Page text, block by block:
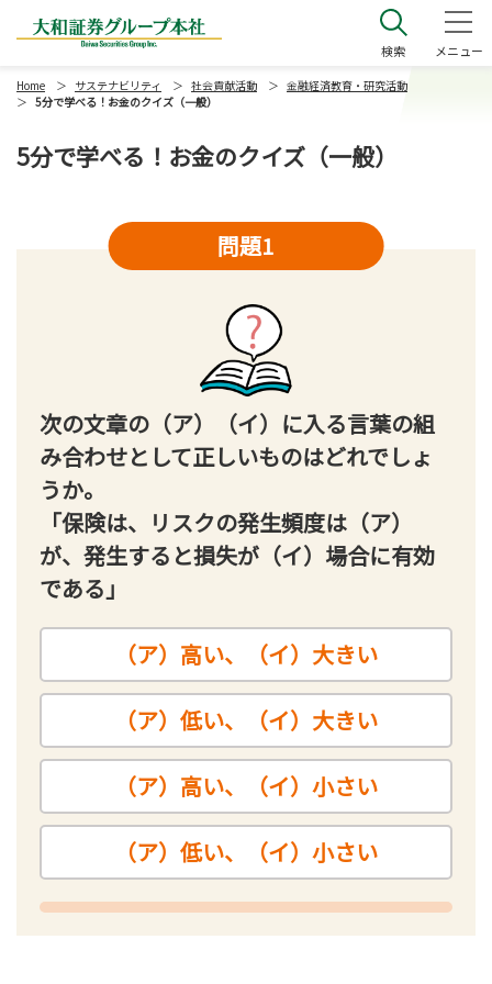
検索 メニュー
5分で学べる！お金のクイズ（一般）
問題1
次の文章の（ア）（イ）に入る言葉の組
み合わせとして正しいものはどれでしょ
うか。
「保険は、リスクの発生頻度は（ア）
が、発生すると損失が（イ）場合に有効
である」
（ア）高い、（イ）大きい
（ア）低い、（イ）大きい
（ア）高い、（イ）小さい
（ア）低い、（イ）小さい
Home サステナビリティ 社会貢献活動
金融経済教育・研究活動
5分で学べる！お金のクイズ（一般）